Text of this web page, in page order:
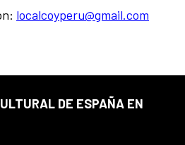
localcoyperu@gmail.com
DE ESPAÑA EN